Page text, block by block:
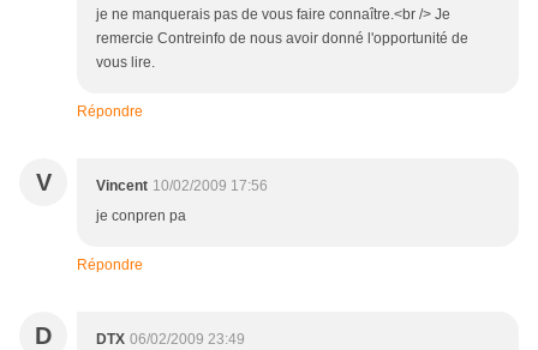
je ne manquerais pas de vous faire connaître.<br /> Je
remercie Contreinfo de nous avoir donné l'opportunité de
vous lire.
Répondre
V Vincent 10/02/2009 17:56
je conpren pa
Répondre
D DTX 06/02/2009 23:49